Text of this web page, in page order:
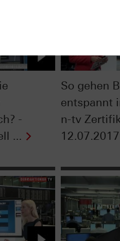
-
...
So gehen
entspannt
n-tv
12.07.2017